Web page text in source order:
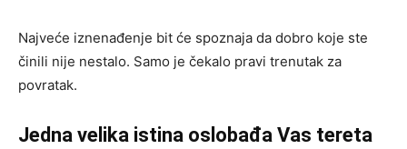
Najveće iznenađenje bit će spoznaja da dobro koje ste
činili nije nestalo. Samo je čekalo pravi trenutak za
povratak.
Jedna velika istina oslobađa Vas tereta